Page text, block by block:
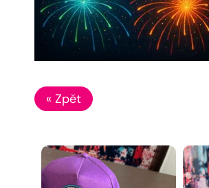
« Zpět